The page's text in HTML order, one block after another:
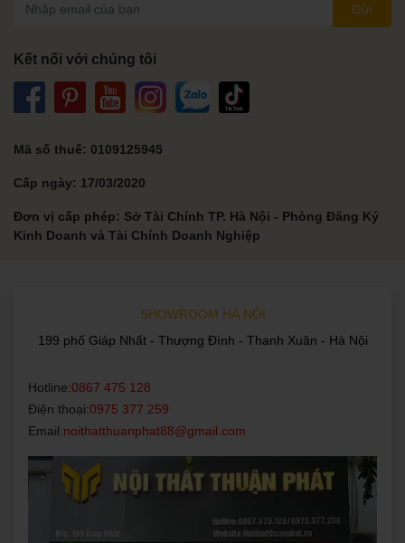
Gửi
Kết nối với chúng tôi
Mã số thuế: 0109125945
Cấp ngày: 17/03/2020
Đơn vị cấp phép: Sở Tài Chính TP. Hà Nội - Phòng Đăng Ký
Kinh Doanh và Tài Chính Doanh Nghiệp
SHOWROOM HÀ NỘI
199 phố Giáp Nhất - Thượng Đình - Thanh Xuân - Hà Nội
Hotline:0867 475 128
Điện thoại:0975 377 259
Email:noithatthuanphat88@gmail.com